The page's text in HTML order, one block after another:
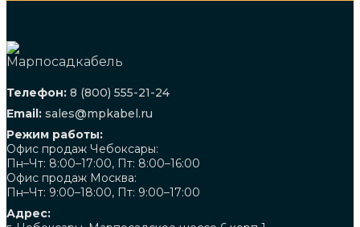
Телефон: 8 (800) 555-21-24
Email: sales@mpkabel.ru
Режим работы:
Офис продаж Чебоксары:
Пн–Чт: 8:00–17:00, Пт: 8:00–16:00
Офис продаж Москва:
Пн–Чт: 9:00–18:00, Пт: 9:00–17:00
Адрес: